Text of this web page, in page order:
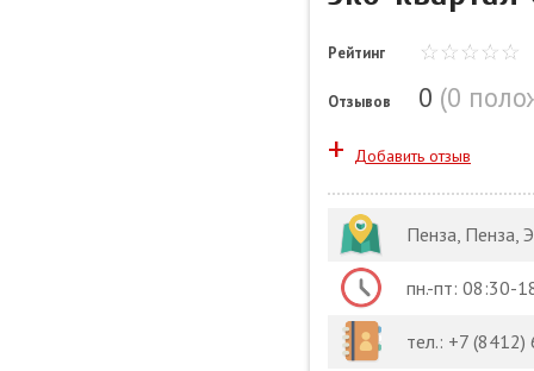
Рейтинг
Отзывов 0 (0
+ Добавить отзыв
Пенза, Пенза,
пн.-пт: 08:30-
тел.: +7